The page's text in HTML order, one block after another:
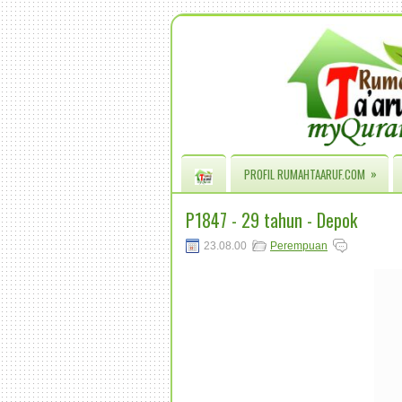
PROFIL RUMAHTAARUF.COM »
P1847 - 29 tahun - Depok
23.08.00 Perempuan